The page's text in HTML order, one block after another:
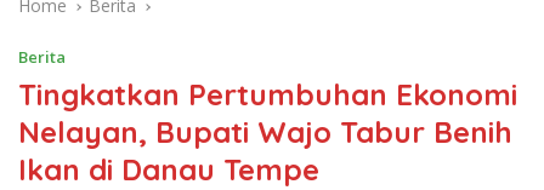
Home Berita
Berita
Tingkatkan Pertumbuhan Ekonomi
Nelayan, Bupati Wajo Tabur Benih
Ikan di Danau Tempe